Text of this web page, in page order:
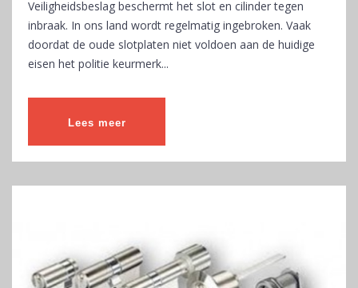
Veiligheidsbeslag beschermt het slot en cilinder tegen
inbraak. In ons land wordt regelmatig ingebroken. Vaak
doordat de oude slotplaten niet voldoen aan de huidige
eisen het politie keurmerk...
Lees meer